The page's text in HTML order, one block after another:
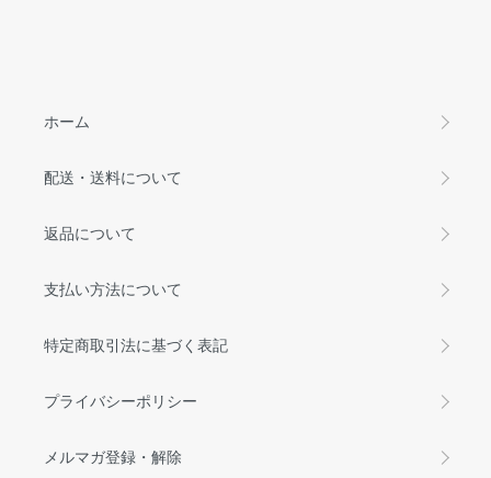
ホーム
配送・送料について
返品について
支払い方法について
特定商取引法に基づく表記
プライバシーポリシー
メルマガ登録・解除